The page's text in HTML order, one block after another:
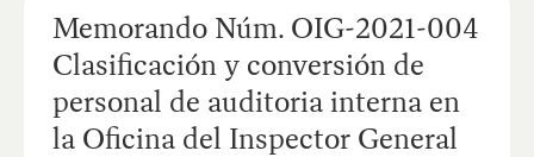
Memorando Núm. OIG-2021-004
Clasificación y conversión de
personal de auditoria interna en
la Oficina del Inspector General